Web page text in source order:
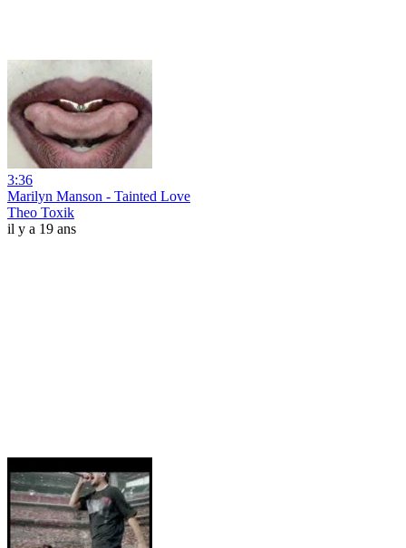
3:36
Marilyn Manson - Tainted Love
Theo Toxik
il y a 19 ans